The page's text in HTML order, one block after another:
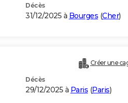
Décès
31/12/2025 à Bourges (Cher)
Créer une
Décès
29/12/2025 à Paris (Paris)